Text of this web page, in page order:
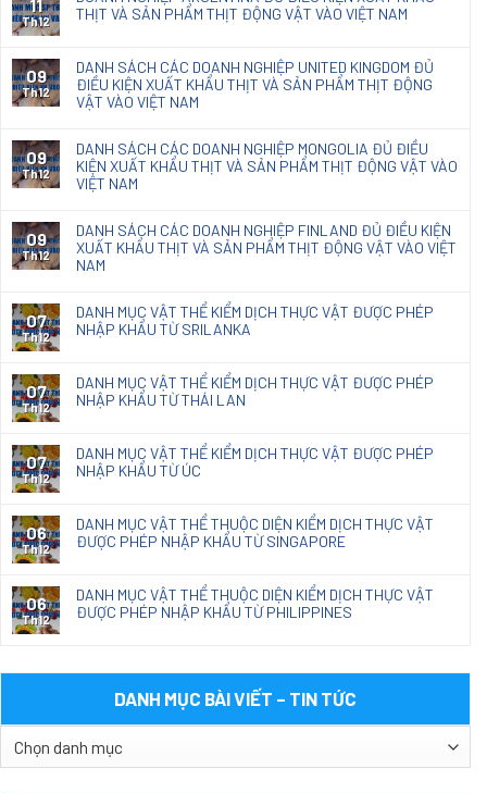
chế
nấm
mốc
11
Th12
THỊT VÀ SẢN PHẨM THỊT ĐỘNG VẬT VÀO VIỆT NAM
09
Th12
DANH SÁCH CÁC DOANH NGHIỆP UNITED KINGDOM ĐỦ
ĐIỀU KIỆN XUẤT KHẨU THỊT VÀ SẢN PHẨM THỊT ĐỘNG
VẬT VÀO VIỆT NAM
09
Th12
DANH SÁCH CÁC DOANH NGHIỆP MONGOLIA ĐỦ ĐIỀU
KIỆN XUẤT KHẨU THỊT VÀ SẢN PHẨM THỊT ĐỘNG VẬT VÀO
VIỆT NAM
09
Th12
DANH SÁCH CÁC DOANH NGHIỆP FINLAND ĐỦ ĐIỀU KIỆN
XUẤT KHẨU THỊT VÀ SẢN PHẨM THỊT ĐỘNG VẬT VÀO VIỆT
NAM
07
Th12
DANH MỤC VẬT THỂ KIỂM DỊCH THỰC VẬT ĐƯỢC PHÉP
NHẬP KHẨU TỪ SRILANKA
07
Th12
DANH MỤC VẬT THỂ KIỂM DỊCH THỰC VẬT ĐƯỢC PHÉP
NHẬP KHẨU TỪ THÁI LAN
07
Th12
DANH MỤC VẬT THỂ KIỂM DỊCH THỰC VẬT ĐƯỢC PHÉP
NHẬP KHẨU TỪ ÚC
06
Th12
DANH MỤC VẬT THỂ THUỘC DIỆN KIỂM DỊCH THỰC VẬT
ĐƯỢC PHÉP NHẬP KHẨU TỪ SINGAPORE
06
Th12
DANH MỤC VẬT THỂ THUỘC DIỆN KIỂM DỊCH THỰC VẬT
ĐƯỢC PHÉP NHẬP KHẨU TỪ PHILIPPINES
DANH MỤC BÀI VIẾT – TIN TỨC